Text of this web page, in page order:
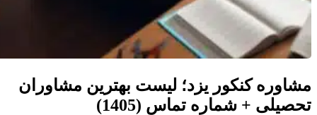
مشاوره کنکور یزد؛ لیست بهترین مشاوران
تحصیلی + شماره تماس (1405)